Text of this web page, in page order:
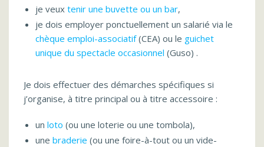
je veux tenir une buvette ou un bar,
je dois employer ponctuellement un salarié via le
chèque emploi-associatif(CEA) ou le guichet
unique du spectacle occasionnel (Guso) .
Je dois effectuer des démarches spécifiques si
j’organise, à titre principal ou à titre accessoire :
un loto (ou une loterie ou une tombola),
une braderie (ou une foire-à-tout ou un vide-